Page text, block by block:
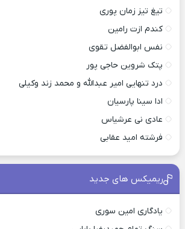
تیغ تیز زمان پوری
کندم ازت رامین
نفس ابوالفضل تقوی
پتک شروین حاجی پور
درد تنهایی امیر عبدالله و محمد زند وکیلی
ادا سینا پارسیان
عادی نی عرشیاس
فرشته امید عقابی
ریمیکس های جدید
یادگاری امین سوری